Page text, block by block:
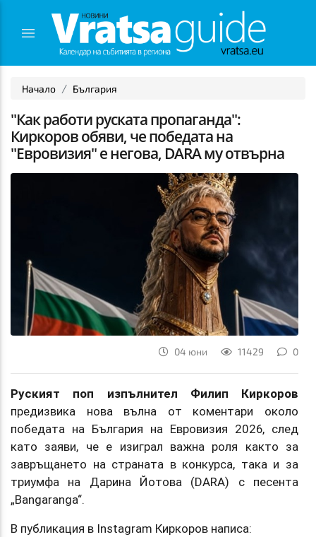
Начало България
"Как работи руската пропаганда":
Киркоров обяви, че победата на
"Евровизия" е негова, DARA му отвърна
04 юни 11429 0
Руският поп изпълнител Филип Киркоров
предизвика нова вълна от коментари около
победата на България на Евровизия 2026, след
като заяви, че е изиграл важна роля както за
завръщането на страната в конкурса, така и за
триумфа на Дарина Йотова (DARA) с песента
„Bangaranga“.
В публикация в Instagram Киркоров написа: